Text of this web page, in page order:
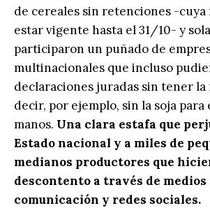
de cereales sin retenciones -cuya
estar vigente hasta el 31/10- y
participaron un puñado de
multinacionales que incluso
declaraciones juradas sin tener la
decir, por ejemplo, sin la soja
manos. Una clara estafa que
Estado nacional y a miles de
medianos productores que
descontento a través de medios
comunicación y redes sociales.